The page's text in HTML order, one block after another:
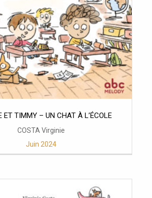
ET TIMMY – UN CHAT À L’ÉCOLE
COSTA Virginie
Juin 2024